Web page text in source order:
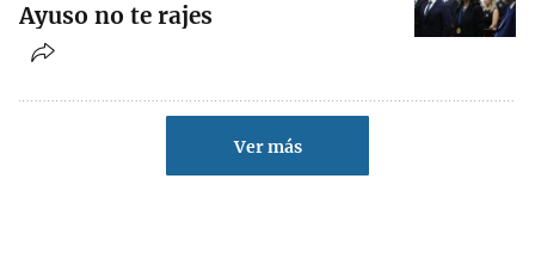
Ayuso no te rajes
Ver más